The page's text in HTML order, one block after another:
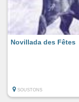
Novillada des Fêtes
SOUSTONS